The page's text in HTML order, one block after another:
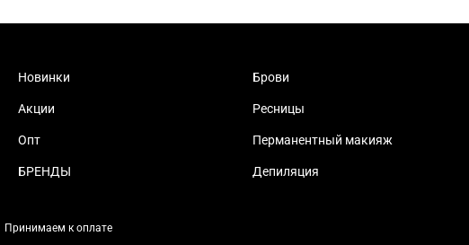
Новинки
Акции
Опт
БРЕНДЫ
Брови
Ресницы
Перманентный макияж
Депиляция
Принимаем к оплате